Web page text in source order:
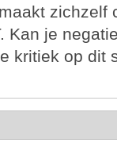
zichzelf
Kan je
kritiek op dit